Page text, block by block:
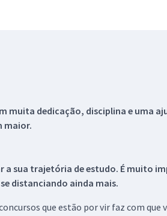
muita dedicação, disciplina e uma
maior.
a sua trajetória de estudo. É muito
distanciando ainda mais.
que estão por vir faz com que